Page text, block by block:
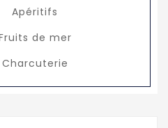
Apéritifs
de mer
Charcuterie